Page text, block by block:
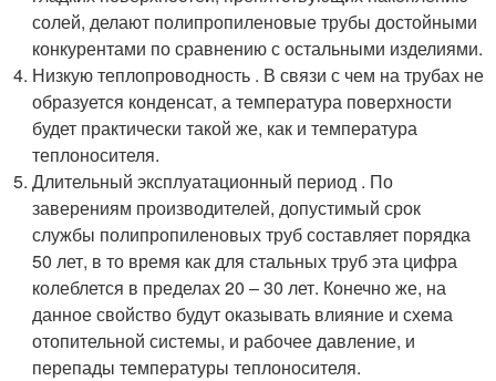
солей, делают полипропиленовые трубы достойными
конкурентами по сравнению с остальными изделиями.
Низкую теплопроводность . В связи с чем на трубах не
образуется конденсат, а температура поверхности
будет практически такой же, как и температура
теплоносителя.
Длительный эксплуатационный период . По
заверениям производителей, допустимый срок
службы полипропиленовых труб составляет порядка
50 лет, в то время как для стальных труб эта цифра
колеблется в пределах 20 – 30 лет. Конечно же, на
данное свойство будут оказывать влияние и схема
отопительной системы, и рабочее давление, и
перепады температуры теплоносителя.